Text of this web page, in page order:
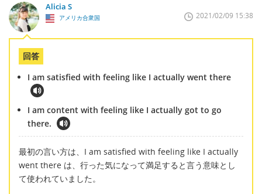
Alicia S
アメリカ合衆国 2021/02/09 15:38
回答
I am satisfied with feeling like I actually went there
I am content with feeling like I actually got to go
there.
最初の言い方は、I am satisfied with feeling like I actually
went there は、行った気になって満足すると言う意味とし
て使われていました。